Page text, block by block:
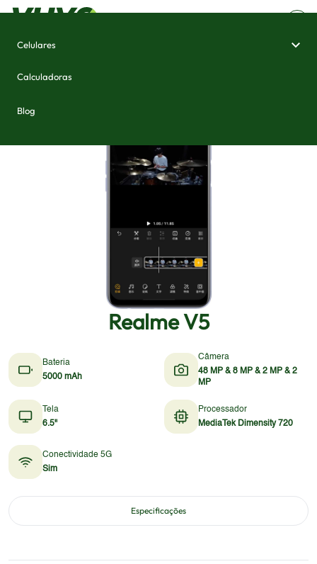
Celulares
Calculadoras
Blog
Realme V5
Bateria
5000 mAh
Câmera
48 MP & 8 MP & 2 MP & 2
MP
Tela
6.5"
Processador
MediaTek Dimensity 720
Conectividade 5G
Sim
Especificações